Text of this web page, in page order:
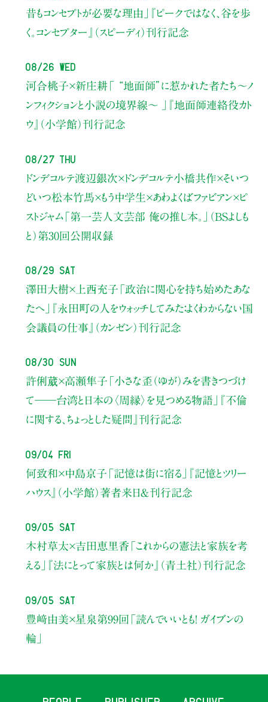
昔もコンセプトが必要な理由」
『ピークではなく、谷を歩
く。コンセプター』（スピーディ）刊行記念
08/26 Wed
河合桃子×新庄耕「 “地面師”に惹かれた者たち〜ノ
ンフィクションと小説の境界線〜 」
『地面師連絡役カト
ウ』（小学館）刊行記念
08/27 Thu
ドンデコルテ渡辺銀次×ドンデコルテ小橋共作×そいつ
どいつ松本竹馬×もう中学生×あわよくばファビアン×ピ
ストジャム「第一芸人文芸部 俺の推し本。」（BSよしも
と） 第30回公開収録
08/29 Sat
澤田大樹×上西充子 「政治に関心を持ち始めたあな
たへ」
『永田町の人をウォッチしてみた：よくわからない国
会議員の仕事』（カンゼン）刊行記念
08/30 Sun
許俐葳×高瀬隼子 「小さな歪（ゆが）みを書きつづけ
て――台湾と日本の〈周縁〉を見つめる物語」
『不倫
に関する、ちょっとした疑問』刊行記念
09/04 Fri
何致和×中島京子 「記憶は街に宿る」
『記憶とツリー
ハウス』（小学館）著者来日＆刊行記念
09/05 Sat
木村草太×吉田恵里香 「これからの憲法と家族を考
える」
『法にとって家族とは何か』（青土社）刊行記念
09/05 Sat
豊﨑由美×星泉 第99回「読んでいいとも！ ガイブンの
輪」